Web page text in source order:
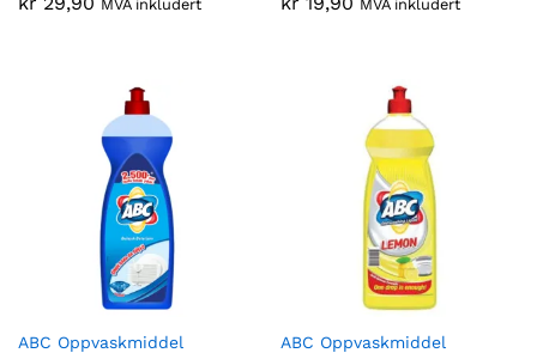
MVA inkludert MVA inkludert
ABC Oppvaskmiddel
ABC Oppvaskmiddel